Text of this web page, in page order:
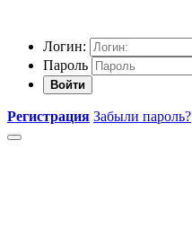
Логин:
Пароль
Войти
Регистрация Забыли пароль?